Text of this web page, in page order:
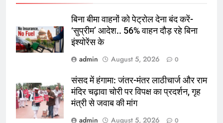
बिना बीमा वाहनों को पेट्राेल देना बंद करें-
‘सुप्रीम’ आदेश.. 56% वाहन दौड़ रहे बिना
इंश्योरेंस के
admin
August 5, 2026 0
संसद में हंगामा: जंतर-मंतर लाठीचार्ज और राम
मंदिर चढ़ावा चोरी पर विपक्ष का प्रदर्शन, गृह
मंत्री से जवाब की मांग
admin
August 5, 2026 0